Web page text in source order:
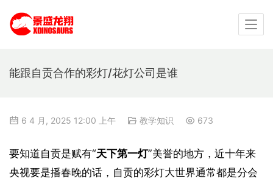
能跟自贡合作的彩灯/花灯公司是谁
6 4 月, 2025 12:00 上午 教学知识 673
要知道自贡是赋有“天下第一灯”美誉的地方，近十年来
央视要是播春晚的话，自贡的彩灯大世界通常都是分会